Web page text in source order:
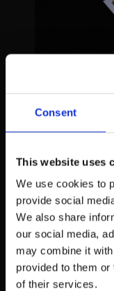
Consent
This website uses
We use cookies to
provide social
We also share
our social media,
may combine it
provided to them
of their services.
A história da Taberna
toma a iniciativa de
especiais e um menu
mas também pela arte